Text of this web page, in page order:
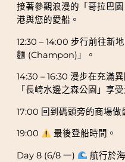
接著參觀浪漫的「哥拉巴
港與您的愛船。
12:30 – 14:00 步行前往新
麵 (Champon)」。
14:30 – 16:30 漫步在充滿
「長崎水邊之森公園」享受
17:00 回到碼頭旁的商場做
19:00 最後登船時間。
Day 8 (6/8 一)
航行於